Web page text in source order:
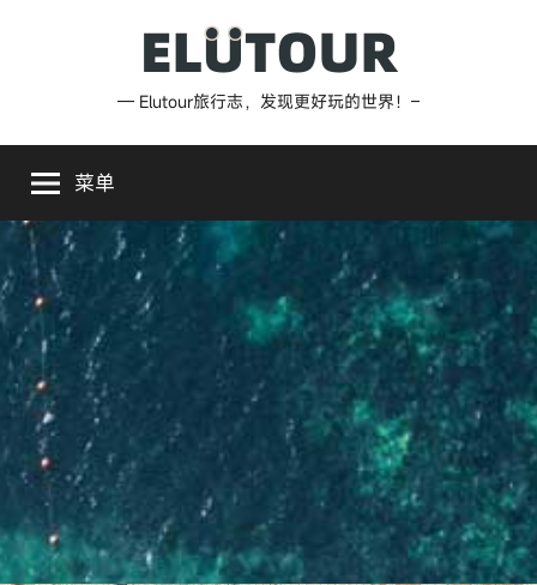
Elutour
旅
行
志
— Elutour旅行志，发现更好玩的世界！–
菜单